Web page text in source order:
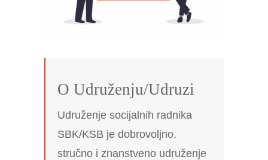
O Udruženju/Udruzi
Udruženje socijalnih radnika
SBK/KSB je dobrovoljno,
stručno i znanstveno udruženje